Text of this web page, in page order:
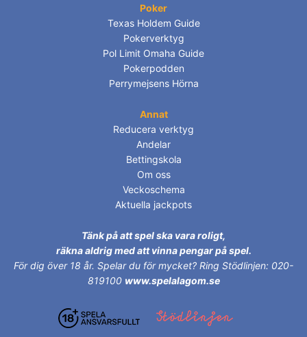
Poker
Texas Holdem Guide
Pokerverktyg
Pol Limit Omaha Guide
Pokerpodden
Perrymejsens Hörna
Annat
Reducera verktyg
Andelar
Bettingskola
Om oss
Veckoschema
Aktuella jackpots
Tänk på att spel ska vara roligt,
räkna aldrig med att vinna pengar på spel.
För dig över 18 år. Spelar du för mycket? Ring Stödlinjen: 020-
819100 www.spelalagom.se